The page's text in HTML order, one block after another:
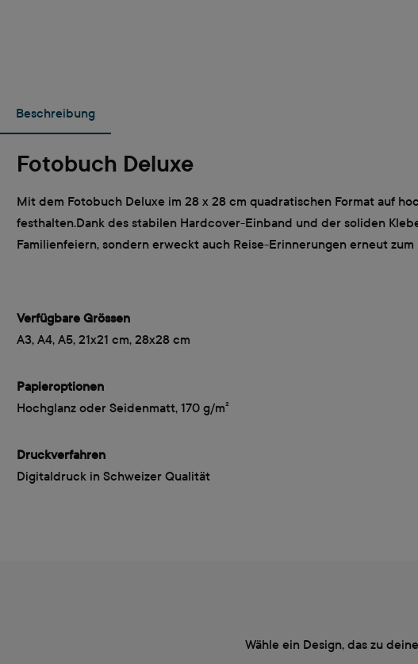
Beschreibung
Fotobuch Deluxe
Mit dem Fotobuch Deluxe im 28 x 28 cm quadratischen Format auf
festhalten.Dank des stabilen Hardcover-Einband und der soliden
Familienfeiern, sondern erweckt auch Reise-Erinnerungen erneut
Verfügbare Grössen
A3, A4, A5, 21x21 cm, 28x28 cm
Papieroptionen
Hochglanz oder Seidenmatt, 170 g/m²
Druckverfahren
Digitaldruck in Schweizer Qualität
Wähle ein Design, das zu